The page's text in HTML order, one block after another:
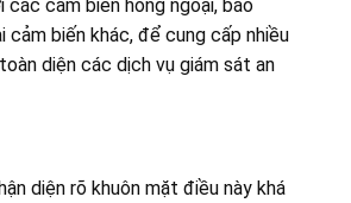
cảm biến hồng ngoại, báo
cảm biến khác, để cung cấp nhiều
diện các dịch vụ giám sát an
diện rõ khuôn mặt điều này khá